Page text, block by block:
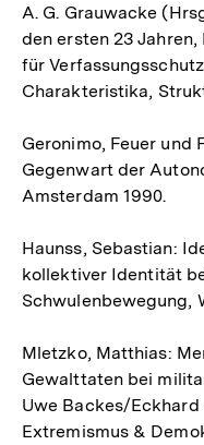
A. G. Grauwacke
den ersten 23 Jahren,
für
Charakteristika,
Geronimo, Feuer und
Gegenwart der
Amsterdam 1990.
Haunss, Sebastian:
kollektiver Identität
Schwulenbewegung,
Mletzko, Matthias:
Gewalttaten bei
Uwe Backes/
Extremismus &